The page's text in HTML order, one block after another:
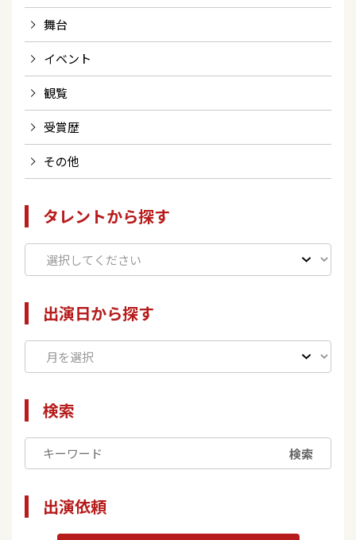
舞台
イベント
観覧
受賞歴
その他
タレントから探す
出演日から探す
検索
検索
出演依頼